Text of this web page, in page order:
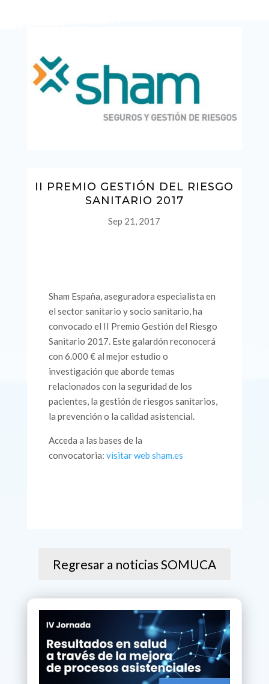
II PREMIO GESTIÓN DEL RIESGO
SANITARIO 2017
Sep 21, 2017
Sham España, aseguradora especialista en
el sector sanitario y socio sanitario, ha
convocado el II Premio Gestión del Riesgo
Sanitario 2017. Este galardón reconocerá
con 6.000 € al mejor estudio o
investigación que aborde temas
relacionados con la seguridad de los
pacientes, la gestión de riesgos sanitarios,
la prevención o la calidad asistencial.
Acceda a las bases de la
convocatoria: visitar web sham.es
Regresar a noticias SOMUCA